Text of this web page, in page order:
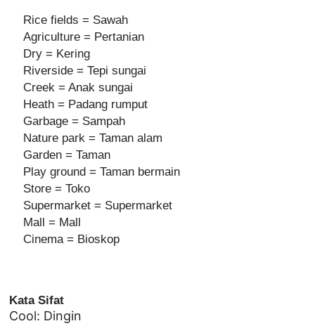
Rice fields = Sawah
Agriculture = Pertanian
Dry = Kering
Riverside = Tepi sungai
Creek = Anak sungai
Heath = Padang rumput
Garbage = Sampah
Nature park = Taman alam
Garden = Taman
Play ground = Taman bermain
Store = Toko
Supermarket = Supermarket
Mall = Mall
Cinema = Bioskop
Kata Sifat
Cool: Dingin